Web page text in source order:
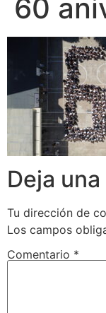
60
Deja
Tu dirección de
Los campos
Comentario *